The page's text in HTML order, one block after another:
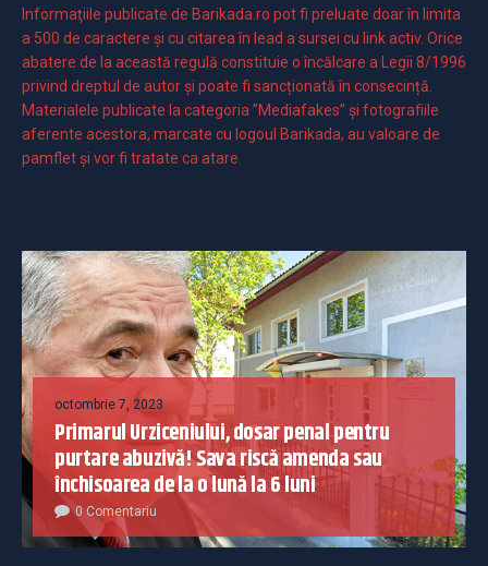
Informaţiile publicate de Barikada.ro pot fi preluate doar în limita
a 500 de caractere şi cu citarea în lead a sursei cu link activ. Orice
abatere de la această regulă constituie o încălcare a Legii 8/1996
privind dreptul de autor și poate fi sancționată în consecință.
Materialele publicate la categoria ”Mediafakes” și fotografiile
aferente acestora, marcate cu logoul Barikada, au valoare de
pamflet și vor fi tratate ca atare.
octombrie 7, 2023
Primarul Urziceniului, dosar penal pentru
purtare abuzivă! Sava riscă amenda sau
închisoarea de la o lună la 6 luni
0 Comentariu